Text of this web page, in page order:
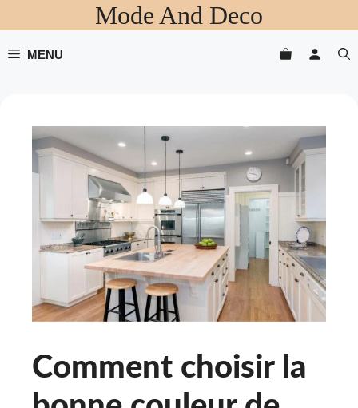
au
contenu
Mode And Deco
MENU
Comment choisir la